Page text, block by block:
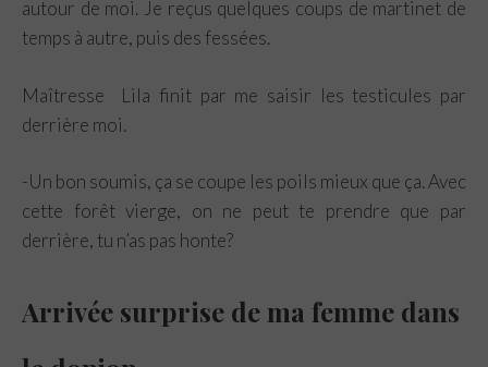
autour de moi. Je reçus quelques coups de martinet de
temps à autre, puis des fessées.
Maîtresse Lila finit par me saisir les testicules par
derrière moi.
-Un bon soumis, ça se coupe les poils mieux que ça. Avec
cette forêt vierge, on ne peut te prendre que par
derrière, tu n’as pas honte?
Arrivée surprise de ma femme dans